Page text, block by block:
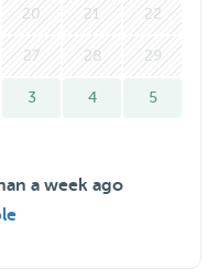
20 21 22
27 28 29
3 4 5
a week ago